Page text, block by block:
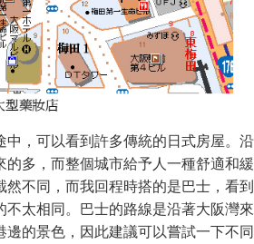
中，可以看到許多傳統的日式房屋。沿
的多，而整個城市給予人一種舒適和緩
不同，而我回程時搭的是巴士，看到
不太相同。巴士的路線是沿著大阪灣來
邊的景色，因此建議可以嘗試一下不同